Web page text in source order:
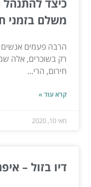
משלם בזמני
הרבה פעמים
רק בשוכרים, אלה
חירום, הרי...
קרא עוד »
מאי 10, 2020
דיו בזול –